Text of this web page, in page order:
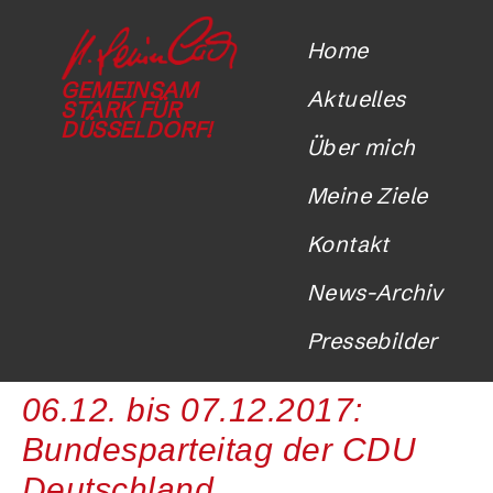
GEMEINSAM
STARK FÜR
DÜSSELDORF!
Home
Aktuelles
Über mich
Meine Ziele
Kontakt
News-Archiv
Pressebilder
06.12. bis 07.12.2017:
Bundesparteitag der CDU